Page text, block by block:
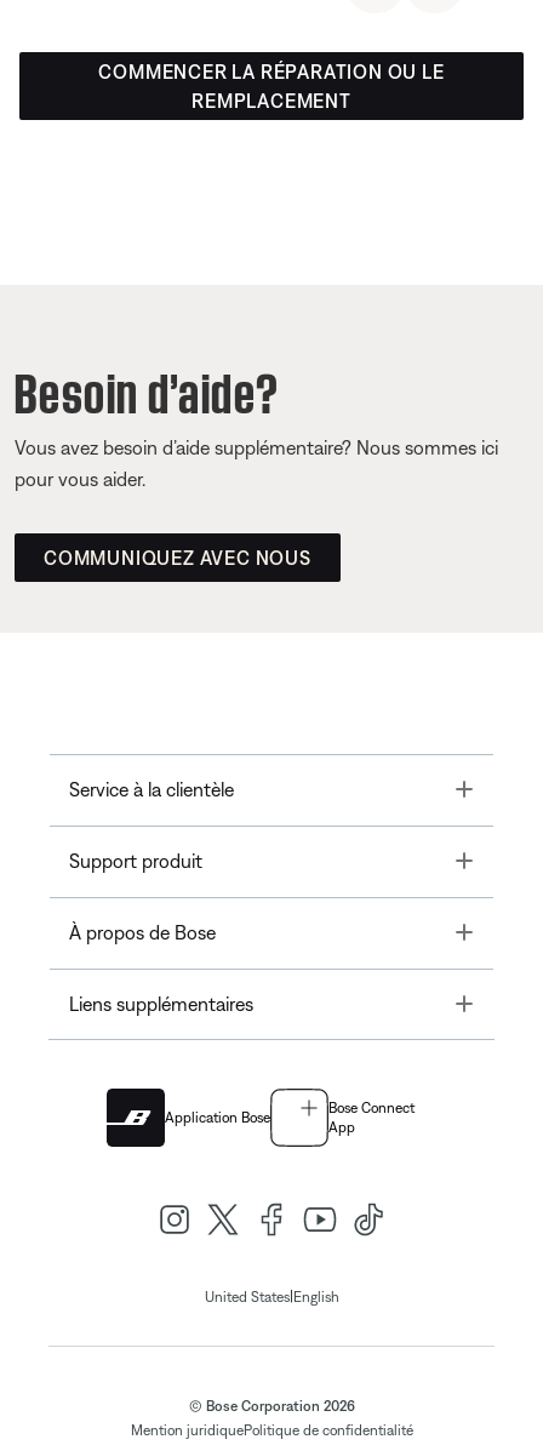
COMMENCER LA RÉPARATION OU LE
REMPLACEMENT
Besoin d’aide?
Vous avez besoin d’aide supplémentaire? Nous sommes ici
pour vous aider.
COMMUNIQUEZ AVEC NOUS
Service à la clientèle Toggle
Support produit Toggle
À propos de Bose Toggle
Liens supplémentaires Toggle
Application Bose
Bose Connect
App
United States|English
© Bose Corporation 2026
Mention juridiquePolitique de confidentialité